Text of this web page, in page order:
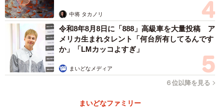
中将 タカノリ
令和8年8月8日に「888」高級車を大量投稿 ア
メリカ生まれタレント「何台所有してるんです
か」「LMカッコよすぎ」
まいどなメディア
６位以降を見る
まいどなファミリー